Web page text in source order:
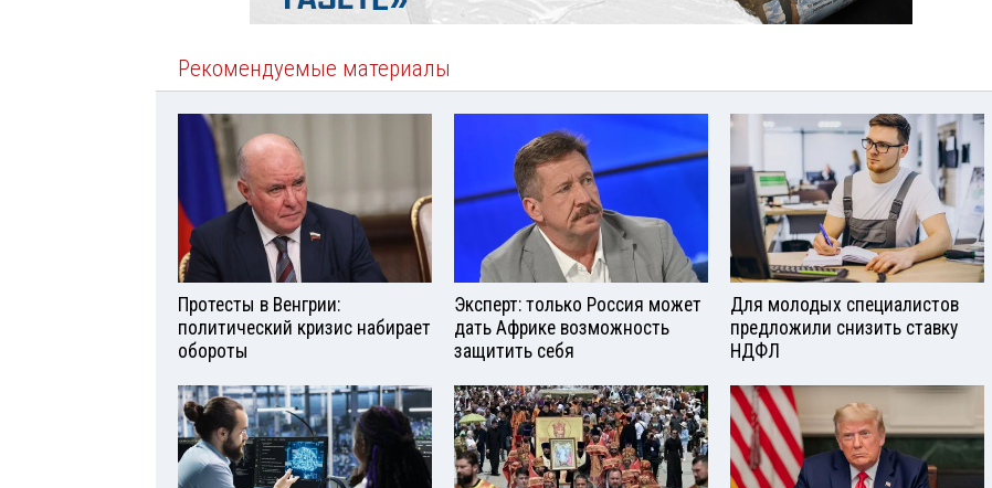
Рекомендуемые материалы
Протесты в Венгрии:
политический кризис набирает
обороты
Эксперт: только Россия может
дать Африке возможность
защитить себя
Для молодых специалистов
предложили снизить ставку
НДФЛ